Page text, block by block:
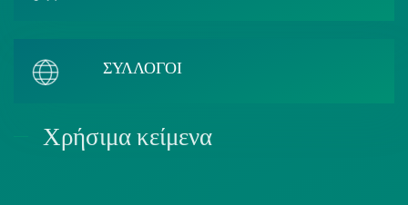
ΣΥΛΛΟΓΟΙ
Χρήσιμα κείμενα